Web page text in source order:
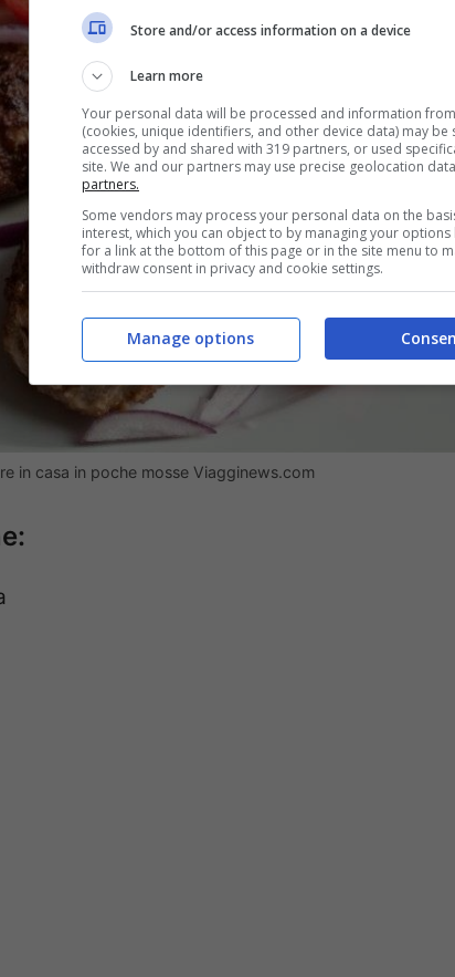
in casa in poche mosse Viagginews.com
Store and/or access information on a device
Learn more
Your personal data will be processed and information
(cookies, unique identifiers, and other device data) may be
accessed by and shared with 319 partners, or used
site. We and our partners may use precise geolocation
partners.
Some vendors may process your personal data on the
interest, which you can object to by managing your
for a link at the bottom of this page or in the site menu to
withdraw consent in privacy and cookie settings.
Manage options